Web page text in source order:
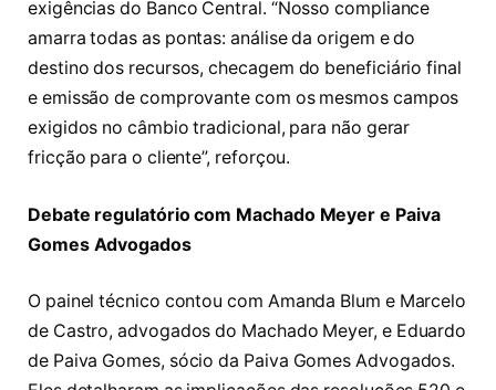
exigências do Banco Central. “Nosso compliance
amarra todas as pontas: análise da origem e do
destino dos recursos, checagem do beneficiário final
e emissão de comprovante com os mesmos campos
exigidos no câmbio tradicional, para não gerar
fricção para o cliente”, reforçou.
Debate regulatório com Machado Meyer e Paiva
Gomes Advogados
O painel técnico contou com Amanda Blum e Marcelo
de Castro, advogados do Machado Meyer, e Eduardo
de Paiva Gomes, sócio da Paiva Gomes Advogados.